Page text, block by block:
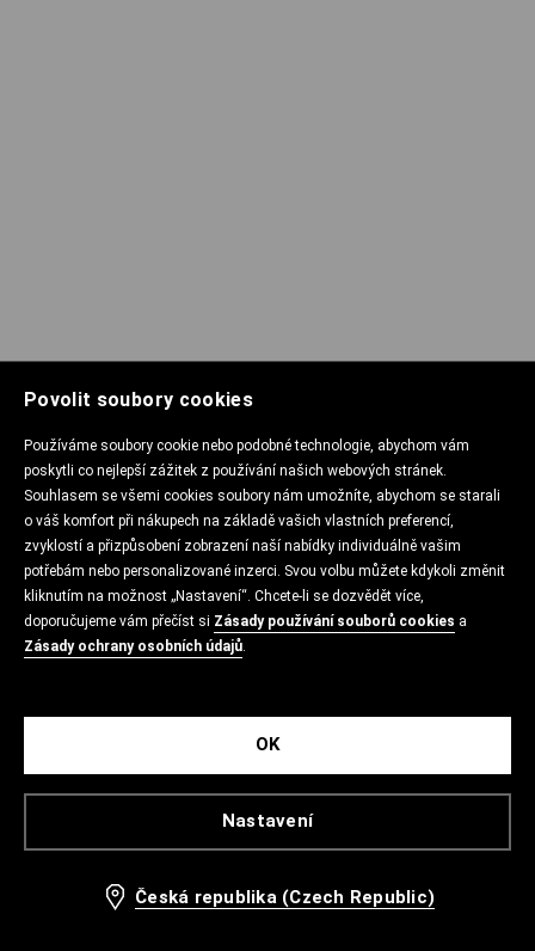
Povolit soubory cookies
Používáme soubory cookie nebo podobné technologie, abychom vám
poskytli co nejlepší zážitek z používání našich webových stránek.
Souhlasem se všemi cookies soubory nám umožníte, abychom se starali
o váš komfort při nákupech na základě vašich vlastních preferencí,
zvyklostí a přizpůsobení zobrazení naší nabídky individuálně vašim
potřebám nebo personalizované inzerci. Svou volbu můžete kdykoli změnit
kliknutím na možnost „Nastavení“. Chcete-li se dozvědět více,
doporučujeme vám přečíst si Zásady používání souborů cookies a
Zásady ochrany osobních údajů.
Nastavení
OK
Česká republika (Czech Republic)